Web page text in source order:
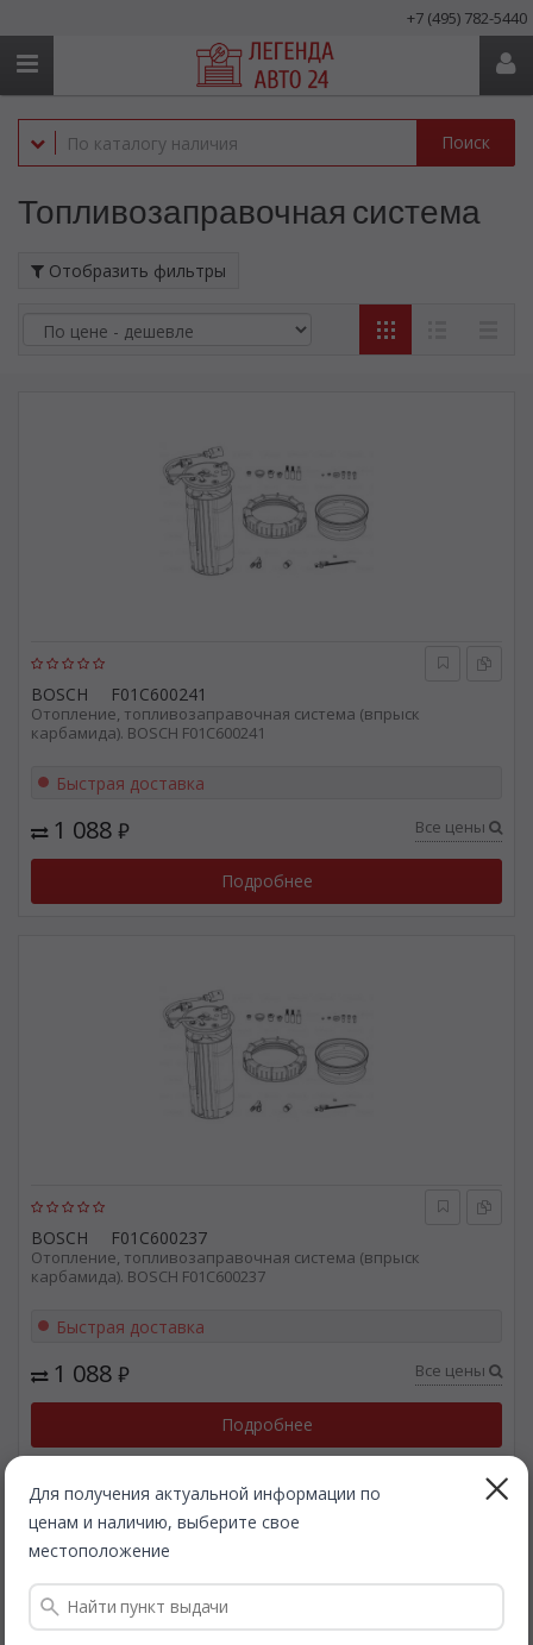
+7 (495) 782-5440
Для получения актуальной информации по
ценам и наличию, выберите свое
местоположение
Поиск
Топливозаправочная система
Отобразить фильтры
BOSCH F01C600241
Отопление, топливозаправочная система (впрыск
карбамида). BOSCH F01C600241
Быстрая доставка
1 088 ₽ Все цены
Подробнее
BOSCH F01C600237
Отопление, топливозаправочная система (впрыск
карбамида). BOSCH F01C600237
Быстрая доставка
1 088 ₽ Все цены
Подробнее